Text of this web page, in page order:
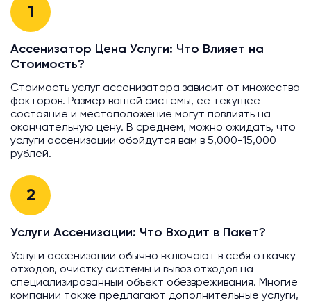
1
Ассенизатор Цена Услуги: Что Влияет на
Стоимость?
Стоимость услуг ассенизатора зависит от множества
факторов. Размер вашей системы, ее текущее
состояние и местоположение могут повлиять на
окончательную цену. В среднем, можно ожидать, что
услуги ассенизации обойдутся вам в 5,000-15,000
рублей.
2
Услуги Ассенизации: Что Входит в Пакет?
Услуги ассенизации обычно включают в себя откачку
отходов, очистку системы и вывоз отходов на
специализированный объект обезвреживания. Многие
компании также предлагают дополнительные услуги,